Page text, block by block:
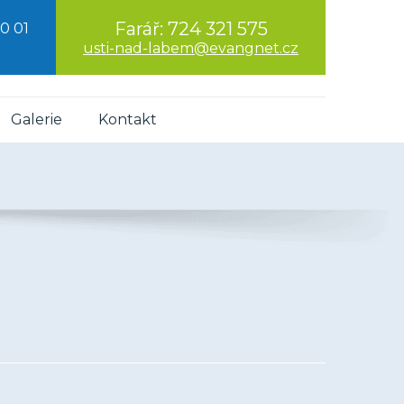
01 Farář: 724 321 575
usti-nad-labem@evangnet.cz
Galerie Kontakt